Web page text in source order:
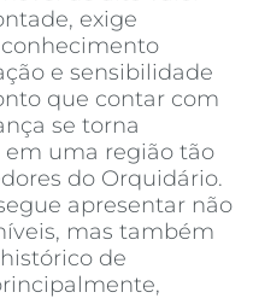
exige
e sensibilidade
que contar com
se torna
em uma região tão
do Orquidário.
apresentar não
mas também
de